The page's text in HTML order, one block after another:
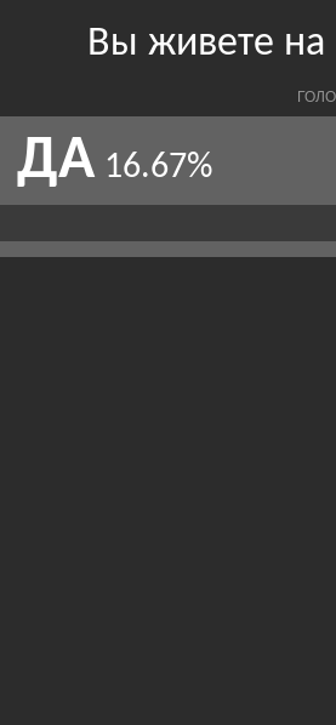
Вы живете на
ДА 16.67%